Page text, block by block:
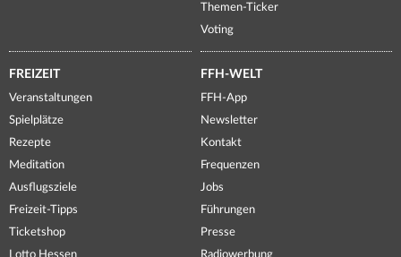
Themen-Ticker
Voting
FREIZEIT
Veranstaltungen
Spielplätze
Rezepte
Meditation
Ausflugsziele
Freizeit-Tipps
Ticketshop
Lotto Hessen
FFH-WELT
FFH-App
Newsletter
Kontakt
Frequenzen
Jobs
Führungen
Presse
Radiowerbung